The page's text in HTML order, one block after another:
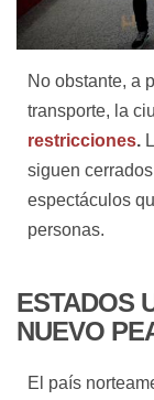
No obstante, a
transporte, la
restricciones.
siguen
espectáculos
personas.
ESTADOS
NUEVO
El país